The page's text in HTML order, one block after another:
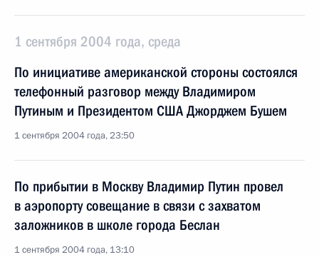
1 сентября 2004 года, среда
По инициативе американской стороны состоялся
телефонный разговор между Владимиром
Путиным и Президентом США Джорджем Бушем
1 сентября 2004 года, 23:50
По прибытии в Москву Владимир Путин провел
в аэропорту совещание в связи с захватом
заложников в школе города Беслан
1 сентября 2004 года, 13:10